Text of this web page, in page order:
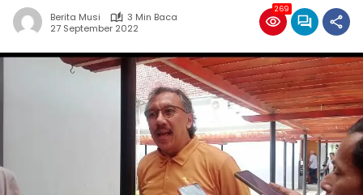
Berita Musi
3 Min Baca
27 September 2022
269